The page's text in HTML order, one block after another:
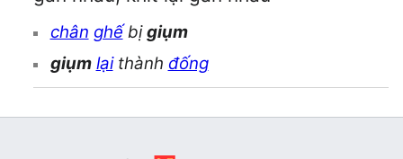
chân ghếbịgiụm
giụm lạithành đống